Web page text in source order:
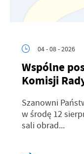
04 - 08 - 2026
Wspólne
Komisji
Szanowni
w środę 12
sali obrad...